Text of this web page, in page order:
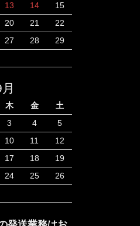
13 14
15
20 21
22
27 28
29
木 金
土
3 4
5
10 11
12
17 18
19
24 25
26